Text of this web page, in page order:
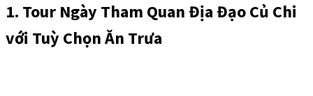
1. Tour Ngày Tham Quan Địa Đạo Củ Chi
với Tuỳ Chọn Ăn Trưa